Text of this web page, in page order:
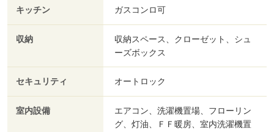
キッチン ガスコンロ可
収納
収納スペース、クローゼット、シュ
ーズボックス
セキュリティ オートロック
室内設備
エアコン、洗濯機置場、フローリン
グ、灯油、ＦＦ暖房、室内洗濯機置